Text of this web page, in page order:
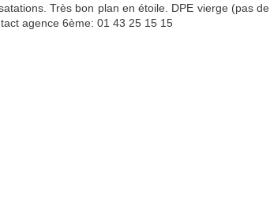
Très bon plan en étoile. DPE vierge (pas de
agence 6ème: 01 43 25 15 15